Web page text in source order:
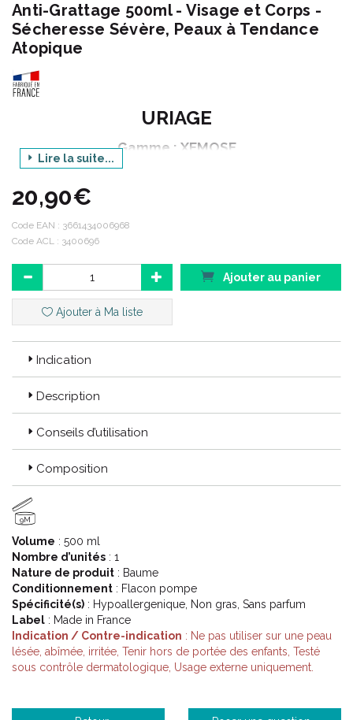
Anti-Grattage 500ml - Visage et Corps -
Sécheresse Sévère, Peaux à Tendance
Atopique
URIAGE
Gamme : XEMOSE
Produit : BAUME OLEO APAISANT ANTI GRATTAGE
Peaux très sèches et à tendance atopique.
Une gamme de soins émollients nouvelle génération pour
un confort cutané extrême et durable.
Code ACL : 3400696
Code EAN : 3661434006968
Lire la suite...
20,90€
Code EAN : 3661434006968
Code ACL : 3400696
Ajouter au panier
Ajouter à Ma liste
Indication
Description
Conseils d’utilisation
Composition
9M
Volume : 500 ml
Nombre d’unités : 1
Nature de produit : Baume
Conditionnement : Flacon pompe
Spécificité(s) : Hypoallergenique, Non gras, Sans parfum
Label : Made in France
Indication / Contre-indication : Ne pas utiliser sur une peau
lésée, abîmée, irritée, Tenir hors de portée des enfants, Testé
sous contrôle dermatologique, Usage externe uniquement.